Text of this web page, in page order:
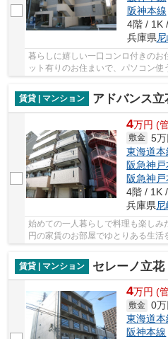
阪神本線
4階 / 1K
兵庫県
暮らしに嬉しい一口コンロ付きの
ット有りのお住まいで、パソコン使
造なので震災や火災の際にも信頼性
賃貸 | マンション
アドバンス立
4万円 (
敷金 5万
東海道本
阪急神戸
阪急神戸
4階 / 1K
兵庫県
始めての一人暮らしで料理も楽し
円の家賃のお部屋でゆとりある生活
ルコニーが嬉しいマンションとなっ
賃貸 | マンション
セレーノ立花
4万円 (
敷金 0万
東海道本
阪神本線